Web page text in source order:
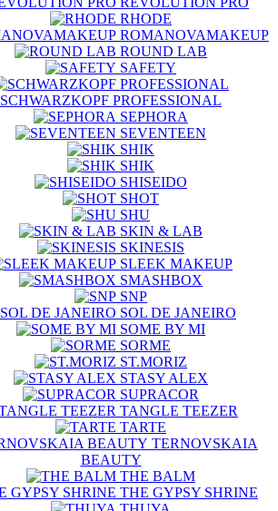
RHODE
ROMANOVAMAKEUP
ROUND LAB
SAFETY
SCHWARZKOPF PROFESSIONAL
SEPHORA
SEVENTEEN
SHIK
SHIK
SHISEIDO
SHOT
SHU
SKIN & LAB
SKINESIS
SLEEK MAKEUP
SMASHBOX
SNP
SOL DE JANEIRO
SOME BY MI
SORME
ST.MORIZ
STASY ALEX
SUPRACOR
TANGLE TEEZER
TARTE
TERNOVSKAIA
BEAUTY
THE BALM
THE GYPSY SHRINE